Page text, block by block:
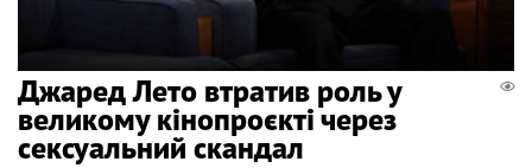
Джаред Лето втратив роль у
великому кінопроєкті через
сексуальний скандал